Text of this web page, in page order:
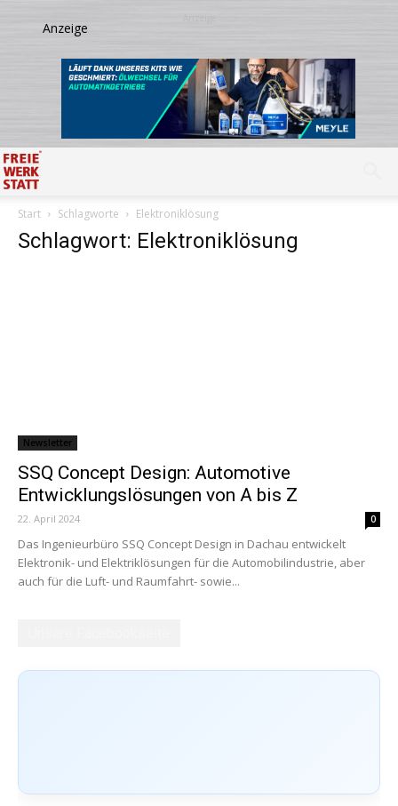
Start Schlagworte Elektroniklösung
Schlagwort: Elektroniklösung
Newsletter
SSQ Concept Design: Automotive
Entwicklungslösungen von A bis Z
22. April 2024 0
Das Ingenieurbüro SSQ Concept Design in Dachau entwickelt
Elektronik- und Elektriklösungen für die Automobilindustrie, aber
auch für die Luft- und Raumfahrt- sowie...